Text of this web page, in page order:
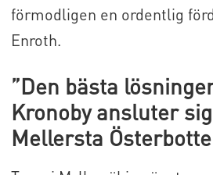
förmodligen en ordentlig
Enroth.
”Den bästa
Kronoby ansluter
Mellersta